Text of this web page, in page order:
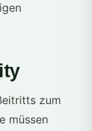
zum
müssen